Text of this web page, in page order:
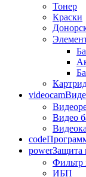
Тонер
Краски
videocam
Видео
code
powerЗащита
Фильтр
ИБП